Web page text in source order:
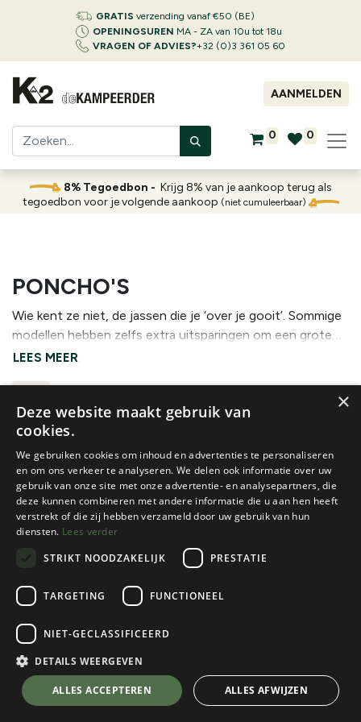
GRATIS verzending vanaf €50 (BE)
OPENINGSUREN MA - ZA van 10u tot 18u
VRAGEN OF ADVIES?+32 (0)3 361 05 60
AANMELDEN
0 0
8% Tegoedbon - Krijg 8% van je aankoop terug als
tegoedbon voor je volgende aankoop (niet cumuleerbaar)
PONCHO'S
Wie kent ze niet, de jassen die je ‘over je gooit’. Sommige
modellen hebben zelfs extra uitsparingen om een grote
trekkingrugzak onder te verbergen. De meeste modellen
Sea To Summit
NYLON TARP PONCHO
1 color(s) available
€69,95
Origin Outdoors
×
Deze website maakt gebruik van
cookies.
We gebruiken cookies om inhoud en advertenties te personaliseren
en om ons verkeer te analyseren. We delen ook informatie over uw
gebruik van onze site met onze advertentie- en analysepartners, die
deze kunnen combineren met andere informatie die u aan hen heeft
verstrekt of die zij hebben verzameld door uw gebruik van hun
diensten. Lees verder
STRIKT NOODZAKELIJK
PRESTATIE
TARGETING FUNCTIONEEL
NIET-GECLASSIFICEERD
DETAILS WEERGEVEN
ALLES ACCEPTEREN ALLES AFWIJZEN